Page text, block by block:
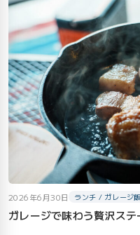
2026年6月30日 ランチ / ガレージ飯
ガレージで味わう贅沢ステ